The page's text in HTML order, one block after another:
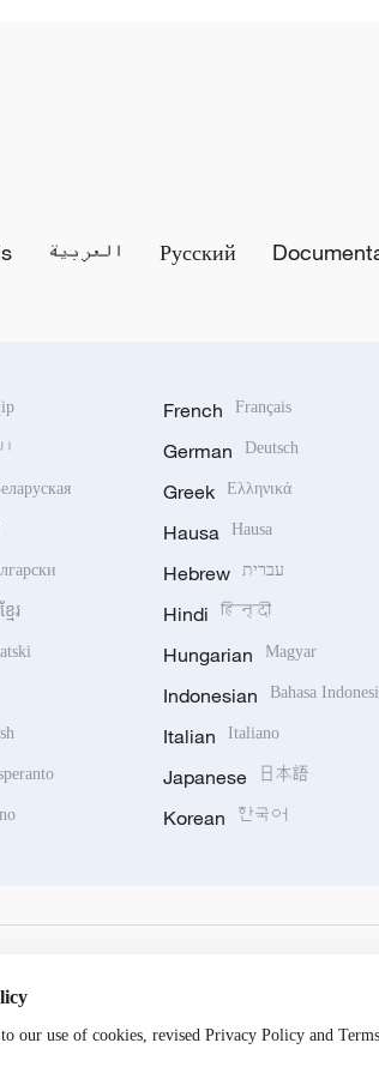
العربية Русский
ខ្មែរ
French Français
German Deutsch
Greek Ελληνικά
Hausa Hausa
Hebrew עברית
Hindi हिन्दी
Hungarian Magyar
Indonesian Bahasa
Italian Italiano
Japanese 日本語
Korean 한국어
our use of cookies, revised Privacy Policy and